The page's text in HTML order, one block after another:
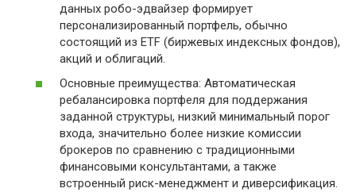
данных робо-эдвайзер формирует
персонализированный портфель, обычно
состоящий из ETF (биржевых индексных фондов),
акций и облигаций.
Основные преимущества: Автоматическая
ребалансировка портфеля для поддержания
заданной структуры, низкий минимальный порог
входа, значительно более низкие комиссии
брокеров по сравнению с традиционными
финансовыми консультантами, а также
встроенный риск-менеджмент и диверсификация.